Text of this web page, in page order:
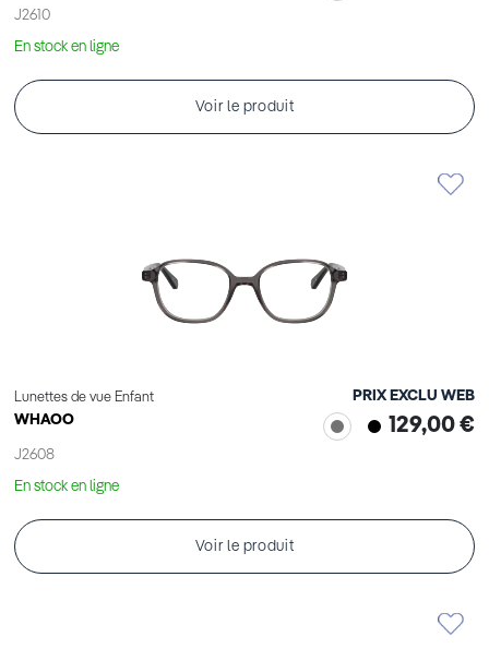
J2610
En stock en ligne
Voir le produit
Lunettes de vue Enfant
WHAOO
J2608
PRIX EXCLU WEB
129,00 €
En stock en ligne
Voir le produit